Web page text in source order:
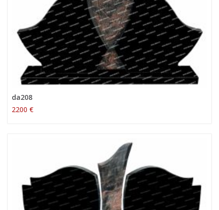
da208
2200 €